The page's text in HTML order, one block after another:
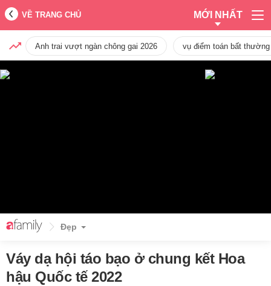
VỀ TRANG CHỦ MỚI NHẤT
Anh trai vượt ngàn chông gai 2026 vụ điểm toán bất
Đẹp
Váy dạ hội táo bạo ở chung kết Hoa
hậu Quốc tế 2022